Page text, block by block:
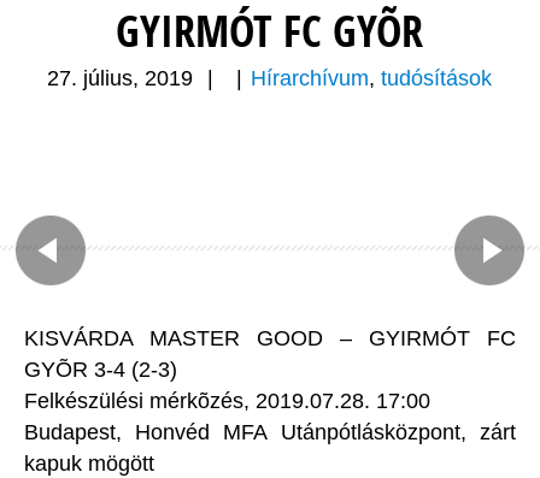
GYIRMÓT FC GYÕR
27. július, 2019 Hírarchívum,tudósítások
KISVÁRDA MASTER GOOD – GYIRMÓT FC
GYÕR 3-4 (2-3)
Felkészülési mérkõzés, 2019.07.28. 17:00
Budapest, Honvéd MFA Utánpótlásközpont, zárt
kapuk mögött